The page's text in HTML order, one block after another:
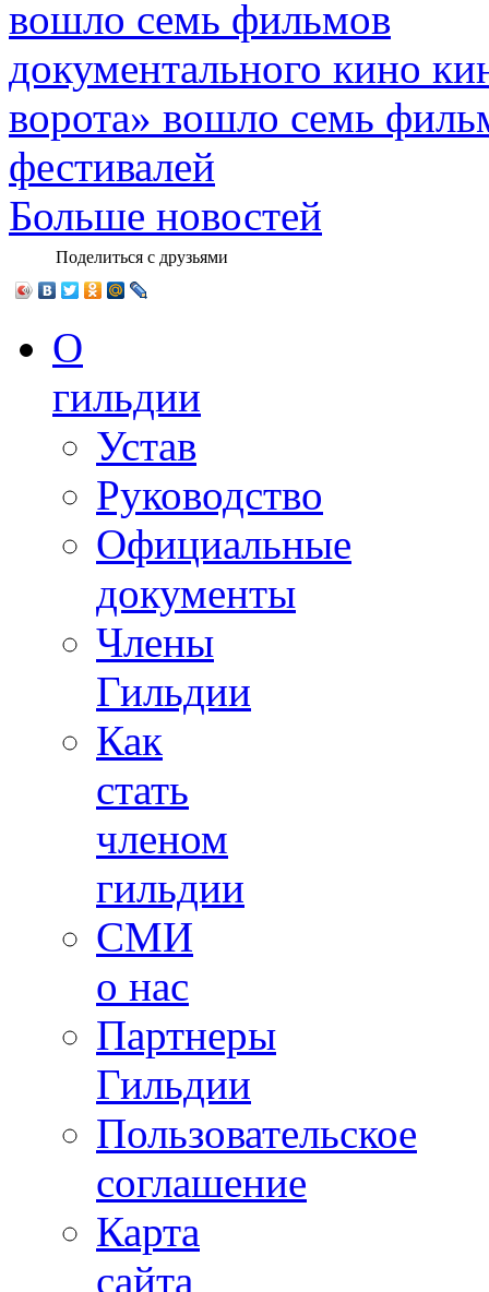
документального кино
ворота» вошло семь
фестивалей
Больше новостей
Поделиться с друзьями
О
гильдии
Устав
Руководство
Официальные
документы
Члены
Гильдии
Как
стать
членом
гильдии
СМИ
о нас
Партнеры
Гильдии
Пользовательское
соглашение
Карта
сайта